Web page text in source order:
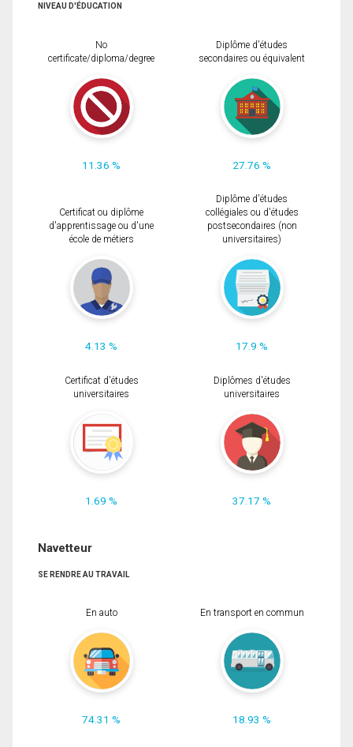
NIVEAU D'ÉDUCATION
No
certificate/diploma/degree
11.36 %
Diplôme d'études
secondaires ou équivalent
27.76 %
Certificat ou diplôme
d'apprentissage ou d'une
école de métiers
4.13 %
Diplôme d'études
collégiales ou d'études
postsecondaires (non
universitaires)
17.9 %
Certificat d'études
universitaires
1.69 %
Diplômes d'études
universitaires
37.17 %
Navetteur
SE RENDRE AU TRAVAIL
En auto
74.31 %
En transport en commun
18.93 %